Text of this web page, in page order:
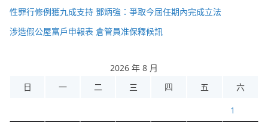
性罪行修例獲九成支持 鄧炳強：爭取今屆任期內完成立法
涉造假公屋富戶申報表 倉管員准保釋候訊
2026 年 8 月
日
一 二 三 四 五 六
1